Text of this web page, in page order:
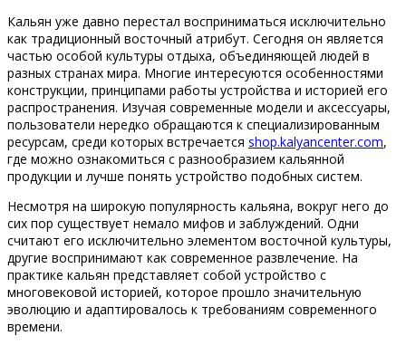
Кальян уже давно перестал восприниматься исключительно
как традиционный восточный атрибут. Сегодня он является
частью особой культуры отдыха, объединяющей людей в
разных странах мира. Многие интересуются особенностями
конструкции, принципами работы устройства и историей его
распространения. Изучая современные модели и аксессуары,
пользователи нередко обращаются к специализированным
ресурсам, среди которых встречается shop.kalyancenter.com,
где можно ознакомиться с разнообразием кальянной
продукции и лучше понять устройство подобных систем.
Несмотря на широкую популярность кальяна, вокруг него до
сих пор существует немало мифов и заблуждений. Одни
считают его исключительно элементом восточной культуры,
другие воспринимают как современное развлечение. На
практике кальян представляет собой устройство с
многовековой историей, которое прошло значительную
эволюцию и адаптировалось к требованиям современного
времени.